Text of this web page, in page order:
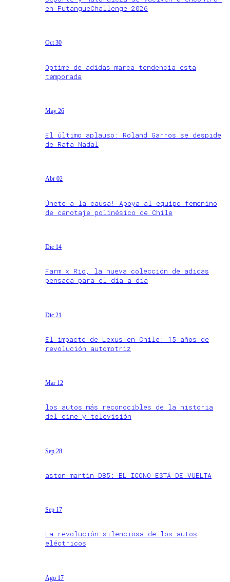
en FutangueChallenge 2026
Oct 30
Optime de adidas marca tendencia esta
temporada
May 26
El último aplauso: Roland Garros se despide
de Rafa Nadal
Abr 02
Únete a la causa! Apoya al equipo femenino
de canotaje polinésico de Chile
Dic 14
Farm x Rio, la nueva colección de adidas
pensada para el día a día
Dic 21
El impacto de Lexus en Chile: 15 años de
revolución automotriz
Mar 12
los autos más reconocibles de la historia
del cine y televisión
Sep 28
aston martin DB5: EL ICONO ESTÁ DE VUELTA
Sep 17
La revolución silenciosa de los autos
eléctricos
Ago 17